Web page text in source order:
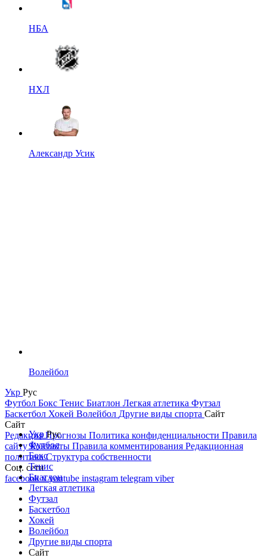
НБА
НХЛ
Александр Усик
Волейбол
Укр Рус
Футбол Бокс Тенис Биатлон Легкая атлетика Футзал
Баскетбол Хокей Волейбол Другие виды спорта Сайт
Сайт
РедакцияПрогнозы Политика конфиденциальности Правила
сайтуКонтакты Правила комментирования Редакционная
политикаСтруктура собственности
Соц. сети
facebookxyoutube instagram telegram viber
УкрРус
Футбол
Бокс
Тенис
Биатлон
Легкая атлетика
Футзал
Баскетбол
Хокей
Волейбол
Другие виды спорта
Сайт